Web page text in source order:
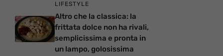
LIFESTYLE
Altro che la classica: la
frittata dolce non ha rivali,
semplicissima e pronta in
un lampo, golosissima